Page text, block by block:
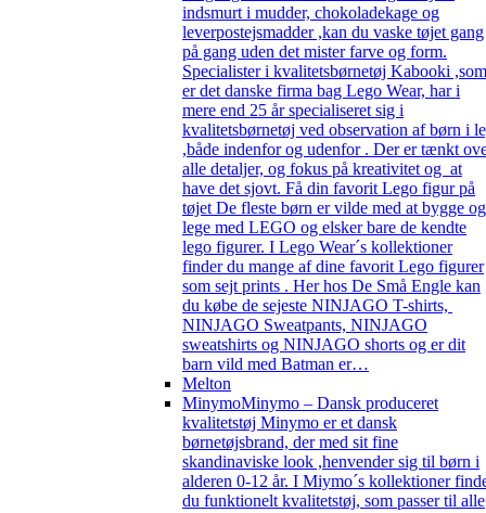
indsmurt i mudder, chokoladekage og
leverpostejsmadder ,kan du vaske tøjet gang
på gang uden det mister farve og form.
Specialister i kvalitetsbørnetøj Kabooki ,som
er det danske firma bag Lego Wear, har i
mere end 25 år specialiseret sig i
kvalitetsbørnetøj ved observation af børn i
,både indenfor og udenfor . Der er tænkt
alle detaljer, og fokus på kreativitet og at
have det sjovt. Få din favorit Lego figur på
tøjet De fleste børn er vilde med at bygge og
lege med LEGO og elsker bare de kendte
lego figurer. I Lego Wear´s kollektioner
finder du mange af dine favorit Lego figurer
som sejt prints . Her hos De Små Engle kan
du købe de sejeste NINJAGO T-shirts,
NINJAGO Sweatpants, NINJAGO
sweatshirts og NINJAGO shorts og er dit
barn vild med Batman er…
Melton
MinymoMinymo – Dansk produceret
kvalitetstøj Minymo er et dansk
børnetøjsbrand, der med sit fine
skandinaviske look ,henvender sig til børn i
alderen 0-12 år. I Miymo´s kollektioner
du funktionelt kvalitetstøj, som passer til alle